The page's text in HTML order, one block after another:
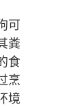
可
粪
食
烹
境